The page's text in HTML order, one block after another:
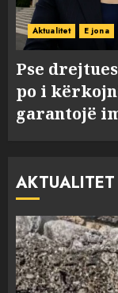
Aktualitet E jona
Pse
po i
garantojë
AKTUALITET